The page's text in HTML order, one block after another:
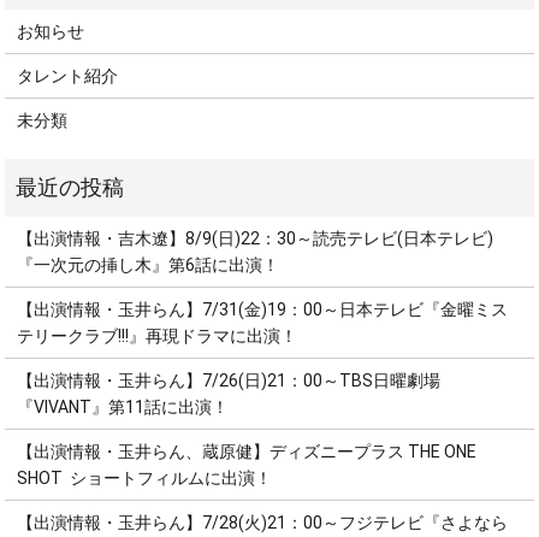
お知らせ
タレント紹介
未分類
【出演情報・吉木遼】8/9(日)22：30～読売テレビ(日本テレビ)
『一次元の挿し木』第6話に出演！
【出演情報・玉井らん】7/31(金)19：00～日本テレビ『金曜ミス
テリークラブ!!!』再現ドラマに出演！
【出演情報・玉井らん】7/26(日)21：00～TBS日曜劇場
『VIVANT』第11話に出演！
【出演情報・玉井らん、蔵原健】ディズニープラス THE ONE
SHOT ショートフィルムに出演！
【出演情報・玉井らん】7/28(火)21：00～フジテレビ『さよなら